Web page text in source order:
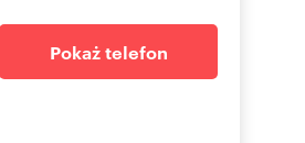
Pokaż telefon